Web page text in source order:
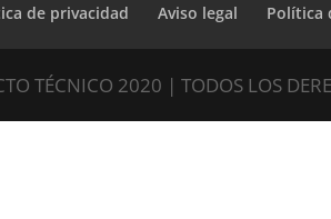
de privacidad Aviso legal Política
TÉCNICO 2020 | TODOS LOS